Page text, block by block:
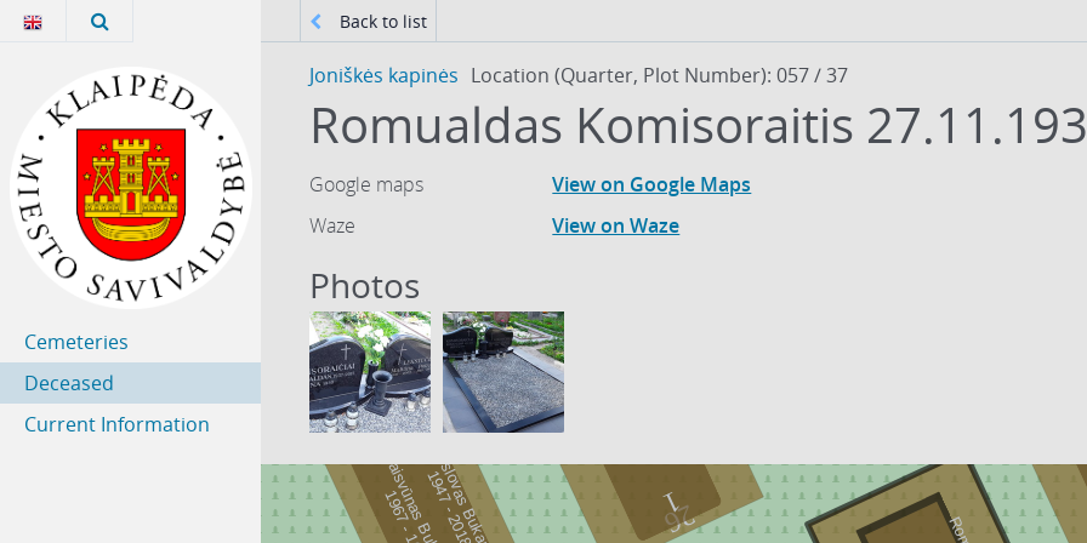
Cemeteries
Deceased
Current Information
Back to list
Joniškės kapinės Location (Quarter, Plot Number): 057 / 37
Romualdas Komisoraitis
Google maps
View on Google Maps
Waze
View on Waze
Photos
26
1
Stanislovas Bukantas
1
9
4
7
-
2
0
1
8
9
6
7
-
1
9
7